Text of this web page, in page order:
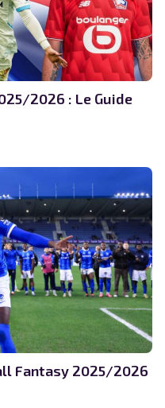
2026 : Le Guide
Fantasy 2025/2026